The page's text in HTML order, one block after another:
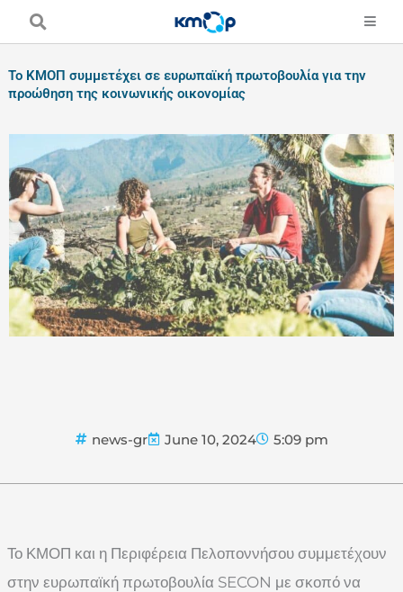
Το ΚΜΟΠ συμμετέχει σε ευρωπαϊκή πρωτοβουλία για την
προώθηση της κοινωνικής οικονομίας
news-gr June 10, 2024 5:09 pm
Το ΚΜΟΠ και η Περιφέρεια Πελοποννήσου συμμετέχουν
στην ευρωπαϊκή πρωτοβουλία SECON με σκοπό να